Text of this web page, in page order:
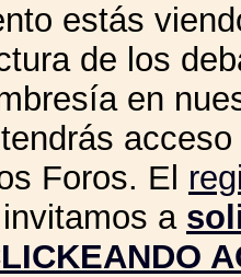
estás
de los
en
Foros. El
a